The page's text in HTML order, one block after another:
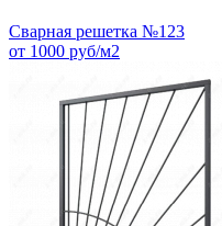
Сварная решетка №123
от 1000 руб/м2